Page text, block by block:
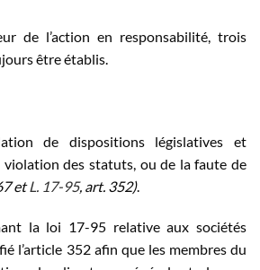
de l’action en responsabilité, trois
être établis.
de dispositions législatives et
violation des statuts, ou de la faute de
etL. 17-95, art. 352).
la loi 17-95 relative aux sociétés
l’article 352 afin que les membres du